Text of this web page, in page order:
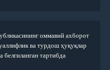
оммавий ахборот
ва турдош ҳуқуқлар
тартибда